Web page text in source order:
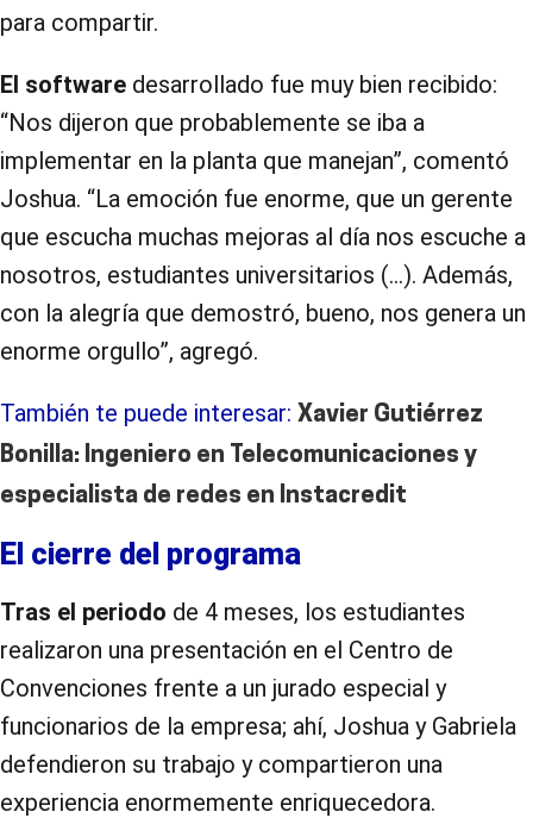
para compartir.
El software desarrollado fue muy bien recibido:
“Nos dijeron que probablemente se iba a
implementar en la planta que manejan”, comentó
Joshua. “La emoción fue enorme, que un gerente
que escucha muchas mejoras al día nos escuche a
nosotros, estudiantes universitarios (…). Además,
con la alegría que demostró, bueno, nos genera un
enorme orgullo”, agregó.
También te puede interesar: Xavier Gutiérrez
Bonilla: Ingeniero en Telecomunicaciones y
especialista de redes en Instacredit
El cierre del programa
Tras el periodo de 4 meses, los estudiantes
realizaron una presentación en el Centro de
Convenciones frente a un jurado especial y
funcionarios de la empresa; ahí, Joshua y Gabriela
defendieron su trabajo y compartieron una
experiencia enormemente enriquecedora.